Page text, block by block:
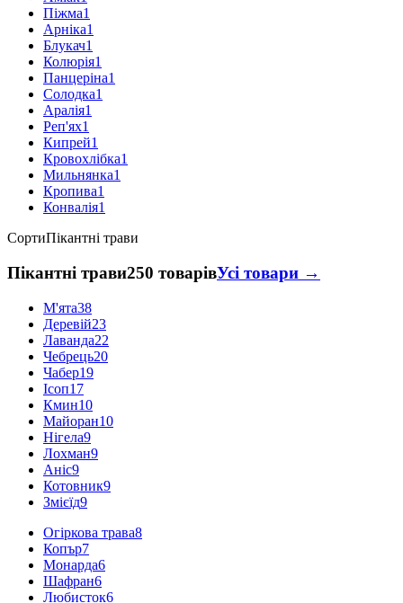
Піжма1
Арніка1
Блукач1
Колюрія1
Панцеріна1
Солодка1
Аралія1
Реп'ях1
Кипрей1
Кровохлібка1
Мильнянка1
Кропива1
Конвалія1
СортиПікантні трави
Пікантні трави250 товарівУсі товари →
М'ята38
Деревій23
Лаванда22
Чебрець20
Чабер19
Ісоп17
Кмин10
Майоран10
Нігела9
Лохман9
Аніс9
Котовник9
Змієїд9
Огіркова трава8
Копър7
Монарда6
Шафран6
Любисток6